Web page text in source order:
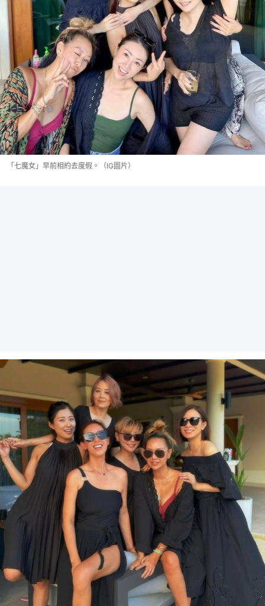
「七魔女」早前相約去度假。（IG圖片）